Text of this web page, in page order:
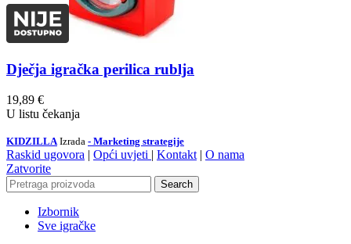
Dječja igračka perilica rublja
19,89 €
U listu čekanja
KIDZILLA Izrada - Marketing strategije
Raskid ugovora | Opći uvjeti | Kontakt | O nama
Zatvorite
Search
Izbornik
Sve igračke